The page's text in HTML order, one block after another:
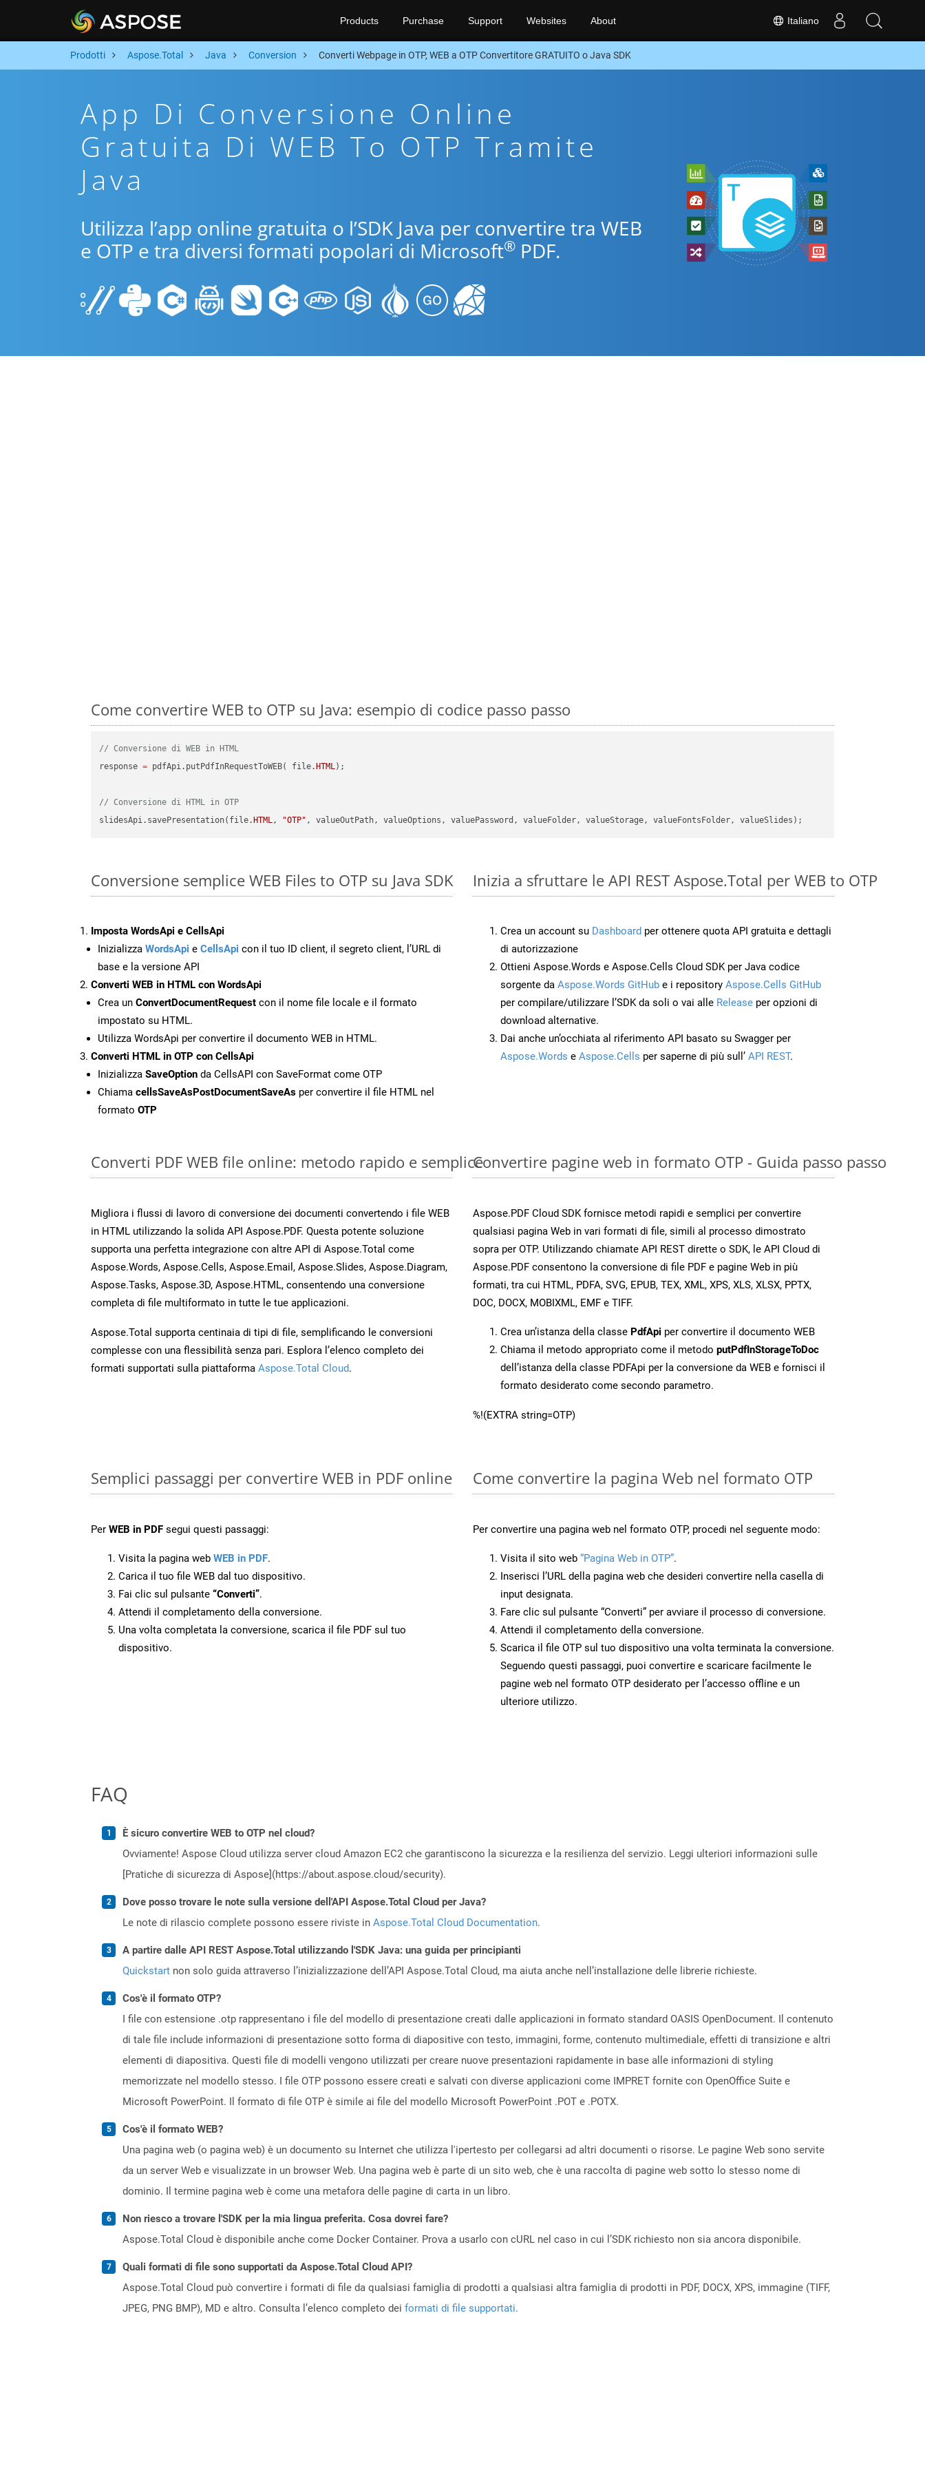
Italiano
Products Purchase Support Websites About
Prodotti Aspose.Total Java Conversion Converti Webpage in OTP, WEB a OTP Convertitore GRATUITO o Java SDK
App Di Conversione Online
Gratuita Di WEB To OTP Tramite
Java
Utilizza l’app online gratuita o l’SDK Java per convertire tra WEB
e OTP e tra diversi formati popolari di Microsoft® PDF.
Come convertire WEB to OTP su Java: esempio di codice passo passo
// Conversione di WEB in HTML
response = pdfApi.putPdfInRequestToWEB( file. HTML);
// Conversione di HTML in OTP
slidesApi.savePresentation(file. HTML, "OTP"
Conversione semplice WEB Files to OTP su Java SDK
Imposta WordsApi e CellsApi
Inizializza WordsApi e CellsApi con il tuo ID client, il segreto client, l’URL di
base e la versione API
Converti WEB in HTML con WordsApi
Crea un ConvertDocumentRequest con il nome file locale e il formato
impostato su HTML.
Utilizza WordsApi per convertire il documento WEB in HTML.
Converti HTML in OTP con CellsApi
Inizializza SaveOption da CellsAPI con SaveFormat come OTP
Chiama cellsSaveAsPostDocumentSaveAs per convertire il file HTML nel
formato OTP
Inizia a sfruttare le API REST Aspose.Total per WEB to OTP
Crea un account su Dashboard per ottenere quota API gratuita e dettagli
di autorizzazione
Ottieni Aspose.Words e Aspose.Cells Cloud SDK per Java codice
sorgente da Aspose.Words GitHub e i repository Aspose.Cells GitHub
per compilare/utilizzare l’SDK da soli o vai alle Release per opzioni di
download alternative.
Dai anche un’occhiata al riferimento API basato su Swagger per
Aspose.Words e Aspose.Cells per saperne di più sull’ API REST.
Converti PDF WEB file online: metodo rapido e semplice
Migliora i flussi di lavoro di conversione dei documenti convertendo i file WEB
in HTML utilizzando la solida API Aspose.PDF. Questa potente soluzione
supporta una perfetta integrazione con altre API di Aspose.Total come
Aspose.Words, Aspose.Cells, Aspose.Email, Aspose.Slides, Aspose.Diagram,
Aspose.Tasks, Aspose.3D, Aspose.HTML, consentendo una conversione
completa di file multiformato in tutte le tue applicazioni.
Aspose.Total supporta centinaia di tipi di file, semplificando le conversioni
complesse con una flessibilità senza pari. Esplora l’elenco completo dei
formati supportati sulla piattaforma Aspose.Total Cloud.
Convertire pagine web in formato OTP - Guida passo passo
Aspose.PDF Cloud SDK fornisce metodi rapidi e semplici per convertire
qualsiasi pagina Web in vari formati di file, simili al processo dimostrato
sopra per OTP. Utilizzando chiamate API REST dirette o SDK, le API Cloud di
Aspose.PDF consentono la conversione di file PDF e pagine Web in più
formati, tra cui HTML, PDFA, SVG, EPUB, TEX, XML, XPS, XLS, XLSX, PPTX,
DOC, DOCX, MOBIXML, EMF e TIFF.
Crea un’istanza della classe PdfApi per convertire il documento WEB
Chiama il metodo appropriato come il metodo putPdfInStorageToDoc
dell’istanza della classe PDFApi per la conversione da WEB e fornisci il
formato desiderato come secondo parametro.
%!(EXTRA string=OTP)
Semplici passaggi per convertire WEB in PDF online
Per WEB in PDF segui questi passaggi:
Visita la pagina web WEB in PDF.
Carica il tuo file WEB dal tuo dispositivo.
Fai clic sul pulsante “Converti”.
Attendi il completamento della conversione.
Una volta completata la conversione, scarica il file PDF sul tuo
dispositivo.
Come convertire la pagina Web nel formato OTP
Per convertire una pagina web nel formato OTP, procedi nel seguente modo:
Visita il sito web “Pagina Web in OTP”.
Inserisci l’URL della pagina web che desideri convertire nella casella di
input designata.
Fare clic sul pulsante “Converti” per avviare il processo di conversione.
Attendi il completamento della conversione.
Scarica il file OTP sul tuo dispositivo una volta terminata la conversione.
Seguendo questi passaggi, puoi convertire e scaricare facilmente le
pagine web nel formato OTP desiderato per l’accesso offline e un
ulteriore utilizzo.
FAQ
È sicuro convertire WEB to OTP nel cloud?
Ovviamente! Aspose Cloud utilizza server cloud Amazon EC2 che garantiscono la sicurezza e la resilienza del servizio. Leggi ulteriori informazioni sulle
[Pratiche di sicurezza di Aspose](https://about.aspose.cloud/security).
Dove posso trovare le note sulla versione dell'API Aspose.Total Cloud per Java?
Le note di rilascio complete possono essere riviste in Aspose.Total Cloud Documentation.
A partire dalle API REST Aspose.Total utilizzando l'SDK Java: una guida per principianti
Quickstart non solo guida attraverso l’inizializzazione dell’API Aspose.Total Cloud, ma aiuta anche nell’installazione delle librerie richieste.
Cos'è il formato OTP?
I file con estensione .otp rappresentano i file del modello di presentazione creati dalle applicazioni in formato standard OASIS OpenDocument. Il contenuto
di tale file include informazioni di presentazione sotto forma di diapositive con testo, immagini, forme, contenuto multimediale, effetti di transizione e altri
elementi di diapositiva. Questi file di modelli vengono utilizzati per creare nuove presentazioni rapidamente in base alle informazioni di styling
memorizzate nel modello stesso. I file OTP possono essere creati e salvati con diverse applicazioni come IMPRET fornite con OpenOffice Suite e
Microsoft PowerPoint. Il formato di file OTP è simile ai file del modello Microsoft PowerPoint .POT e .POTX.
Cos'è il formato WEB?
Una pagina web (o pagina web) è un documento su Internet che utilizza l'ipertesto per collegarsi ad altri documenti o risorse. Le pagine Web sono servite
da un server Web e visualizzate in un browser Web. Una pagina web è parte di un sito web, che è una raccolta di pagine web sotto lo stesso nome di
dominio. Il termine pagina web è come una metafora delle pagine di carta in un libro.
Non riesco a trovare l'SDK per la mia lingua preferita. Cosa dovrei fare?
Aspose.Total Cloud è disponibile anche come Docker Container. Prova a usarlo con cURL nel caso in cui l’SDK richiesto non sia ancora disponibile.
Quali formati di file sono supportati da Aspose.Total Cloud API?
Aspose.Total Cloud può convertire i formati di file da qualsiasi famiglia di prodotti a qualsiasi altra famiglia di prodotti in PDF, DOCX, XPS, immagine (TIFF,
JPEG, PNG BMP), MD e altro. Consulta l’elenco completo dei formati di file supportati.